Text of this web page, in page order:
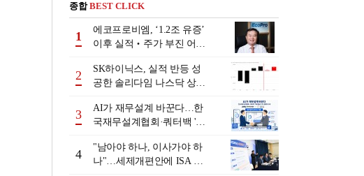
종합BEST CLICK
1
에코프로비엠, ‘1.2조 유증’
이후 실적‧주가 부진 어쩌
2
SK하이닉스, 실적 반등 성
공한 솔리다임 나스닥 상장
3
AI가 재무설계 바꾼다…한
국재무설계협회·쿼터백 '베
4
"남아야 하나, 이사가야 하
나"…세제개편안에 ISA 투